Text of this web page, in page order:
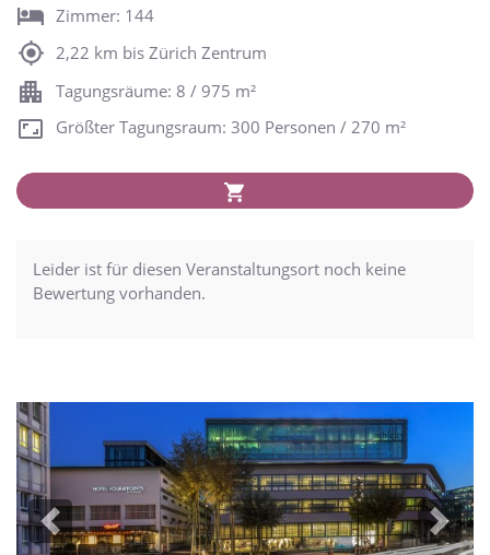
Zimmer: 144
2,22 km bis Zürich Zentrum
Tagungsräume: 8 / 975 m²
Größter Tagungsraum: 300 Personen / 270 m²
Leider ist für diesen Veranstaltungsort noch keine
Bewertung vorhanden.
Previous Next